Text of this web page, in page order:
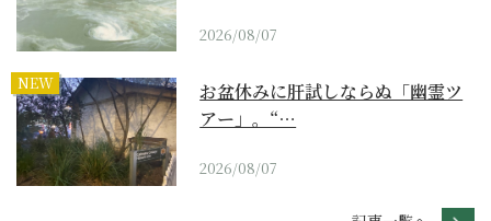
2026/08/07
NEW
お盆休みに肝試しならぬ「幽霊ツ
アー」。“…
2026/08/07